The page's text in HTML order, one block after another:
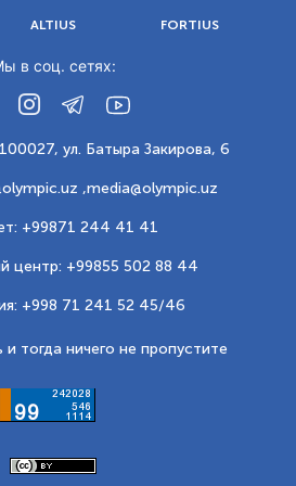
ALTIUS FORTIUS
в соц. сетях:
ул. Батыра Закирова, 6
,media@olympic.uz
+99871 244 41 41
центр: +99855 502 88 44
+998 71 241 52 45/46
тогда ничего не пропустите